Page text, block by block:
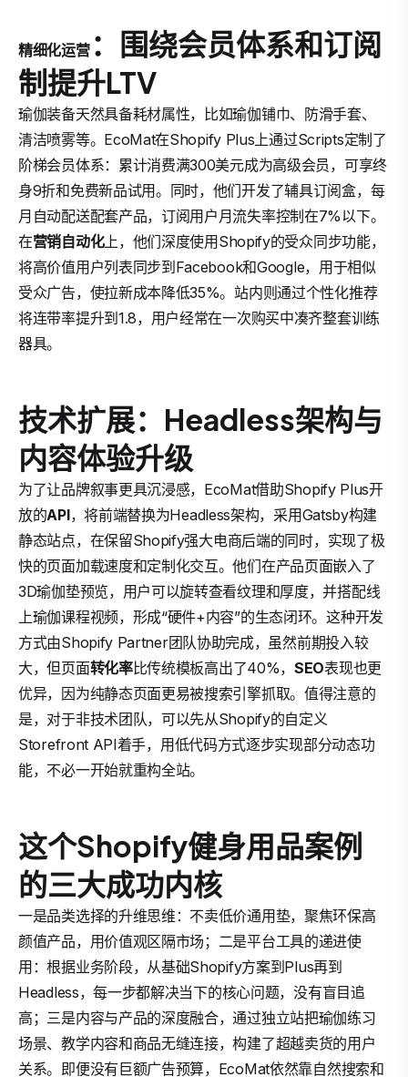
精细化运营：围绕会员体系和订阅
制提升LTV
瑜伽装备天然具备耗材属性，比如瑜伽铺巾、防滑手套、
清洁喷雾等。EcoMat在Shopify Plus上通过Scripts定制了
阶梯会员体系：累计消费满300美元成为高级会员，可享终
身9折和免费新品试用。同时，他们开发了辅具订阅盒，每
月自动配送配套产品，订阅用户月流失率控制在7%以下。
在营销自动化上，他们深度使用Shopify的受众同步功能，
将高价值用户列表同步到Facebook和Google，用于相似
受众广告，使拉新成本降低35%。站内则通过个性化推荐
将连带率提升到1.8，用户经常在一次购买中凑齐整套训练
器具。
技术扩展：Headless架构与
内容体验升级
为了让品牌叙事更具沉浸感，EcoMat借助Shopify Plus开
放的API，将前端替换为Headless架构，采用Gatsby构建
静态站点，在保留Shopify强大电商后端的同时，实现了极
快的页面加载速度和定制化交互。他们在产品页面嵌入了
3D瑜伽垫预览，用户可以旋转查看纹理和厚度，并搭配线
上瑜伽课程视频，形成“硬件+内容”的生态闭环。这种开发
方式由Shopify Partner团队协助完成，虽然前期投入较
大，但页面转化率比传统模板高出了40%，SEO表现也更
优异，因为纯静态页面更易被搜索引擎抓取。值得注意的
是，对于非技术团队，可以先从Shopify的自定义
Storefront API着手，用低代码方式逐步实现部分动态功
能，不必一开始就重构全站。
这个Shopify健身用品案例
的三大成功内核
一是品类选择的升维思维：不卖低价通用垫，聚焦环保高
颜值产品，用价值观区隔市场；二是平台工具的递进使
用：根据业务阶段，从基础Shopify方案到Plus再到
Headless，每一步都解决当下的核心问题，没有盲目追
高；三是内容与产品的深度融合，通过独立站把瑜伽练习
场景、教学内容和商品无缝连接，构建了超越卖货的用户
关系。即便没有巨额广告预算，EcoMat依然靠自然搜索和